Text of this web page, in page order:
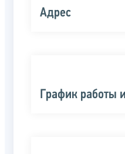
Адрес
График работы